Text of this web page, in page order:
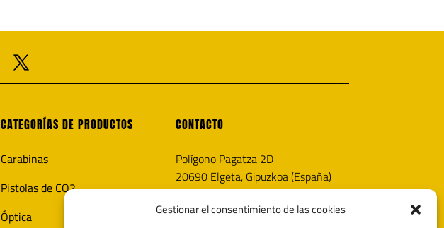
Gestionar el consentimiento de las cookies
CATEGORÍAS DE PRODUCTOS
Carabinas
Pistolas de CO2
Óptica
CONTACTO
Polígono Pagatza 2D
20690 Elgeta, Gipuzkoa (España)
info@noricaairguns.com